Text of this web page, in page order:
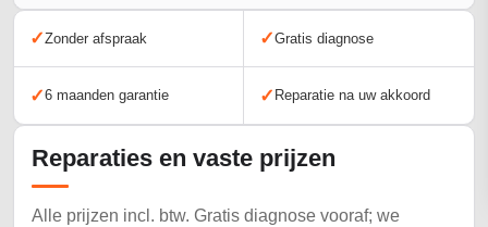
✓Zonder afspraak ✓Gratis diagnose
✓6 maanden garantie ✓ Reparatie na uw akkoord
Reparaties en vaste prijzen
Alle prijzen incl. btw. Gratis diagnose vooraf; we